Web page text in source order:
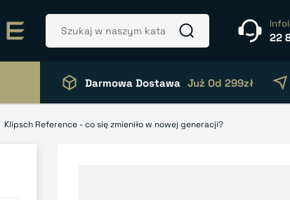
22
Darmowa Dostawa Już Od 299zł
Klipsch Reference - co się zmieniło w nowej generacji?